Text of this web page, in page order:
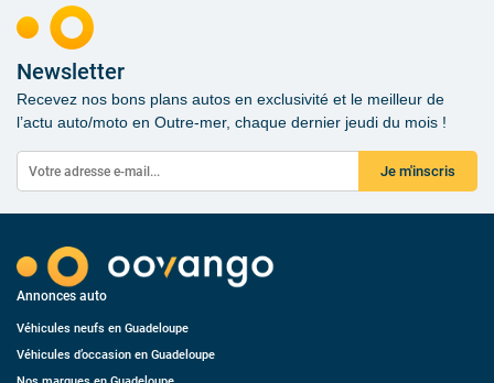
Newsletter
Recevez nos bons plans autos en exclusivité et le meilleur de
l’actu auto/moto en Outre-mer, chaque dernier jeudi du mois !
Je m'inscris
Annonces auto
Véhicules neufs en Guadeloupe
Véhicules d’occasion en Guadeloupe